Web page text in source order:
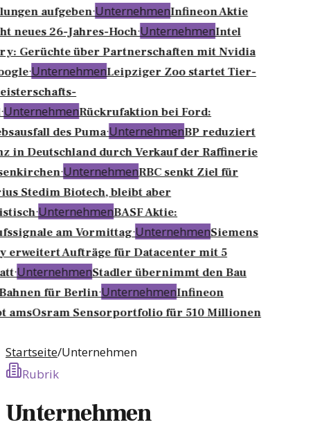
aufgeben·UnternehmenInfineon Aktie
neues 26-Jahres-Hoch·UnternehmenIntel
Gerüchte über Partnerschaften mit Nvidia
·UnternehmenLeipziger Zoo startet Tier-
UnternehmenRückrufaktion bei Ford:
des Puma·UnternehmenBP reduziert
in Deutschland durch Verkauf der Raffinerie
·UnternehmenRBC senkt Ziel für
Stedim Biotech, bleibt aber
·UnternehmenBASF Aktie:
am Vormittag·UnternehmenSiemens
erweitert Aufträge für Datacenter mit 5
·UnternehmenStadler übernimmt den Bau
für Berlin·UnternehmenInfineon
amsOsram Sensorportfolio für 510 Millionen
Startseite/Unternehmen
Rubrik
Unternehmen